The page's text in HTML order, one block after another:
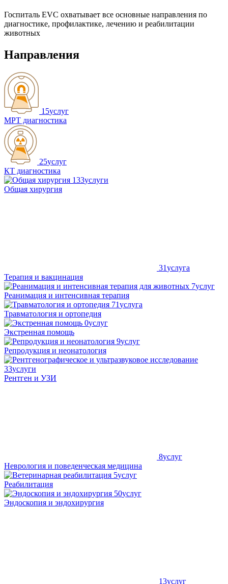
Госпиталь EVC охватывает все основные направления по
диагностике, профилактике, лечению и реабилитации
животных
Направления
15услуг
МРТ диагностика
25услуг
КТ диагностика
133услуги
Общая хирургия
31услуга
Терапия и вакцинация
7услуг
Реанимация и интенсивная терапия
71услуга
Травматология и ортопедия
0услуг
Экстренная помощь
9услуг
Репродукция и неонатология
33услуги
Рентген и УЗИ
8услуг
Неврология и поведенческая медицина
5услуг
Реабилитация
50услуг
Эндоскопия и эндохирургия
13услуг